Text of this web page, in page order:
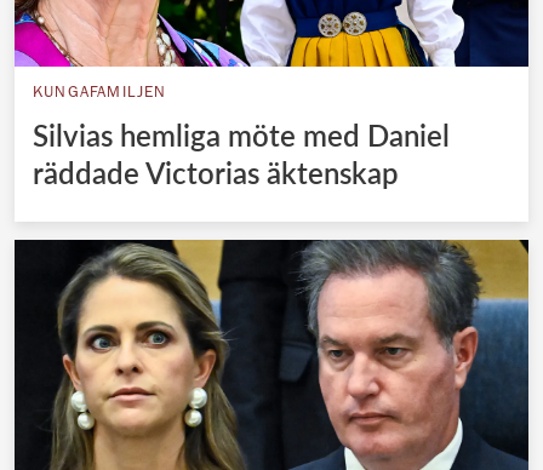
KUNGAFAMILJEN
Silvias hemliga möte med Daniel
räddade Victorias äktenskap